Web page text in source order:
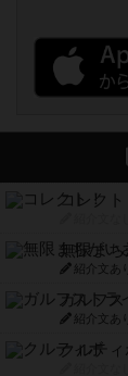
コレクト
無限まち
紹介文あ
ガルフス
紹介文あ
クルティ